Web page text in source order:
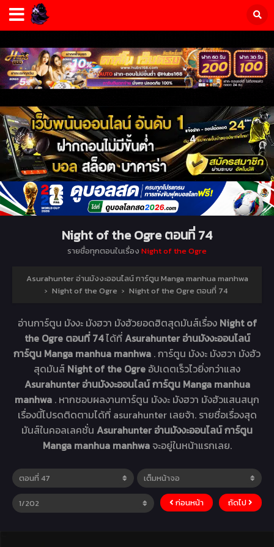
Night of the Ogre ตอนที่ 74
รายชื่อทุกตอนในเรื่อง Night of the Ogre
Asurahunter อ่านมังงะออนไลน์ การ์ตูน Manga manhua manhwa
› Night of the Ogre › Night of the Ogre ตอนที่ 74
อ่านการ์ตูน มังงะ มังฮวา มังฮัวยอดฮิตสุดมันส์เรื่อง Night of
the Ogre ตอนที่ 74ได้ที่Asurahunter อ่านมังงะออนไลน์
การ์ตูน Manga manhua manhwa . การ์ตูน มังงะ มังฮวา มังฮัว
สุดมันส์ Night of the Ogre อัปเดตเร็วไวยิ่งกว่าแสง
Asurahunter อ่านมังงะออนไลน์ การ์ตูน Manga manhua
manhwa . หากชอบผลงานการ์ตูน มังงะ มังฮวา มังฮัวแสนสนุก
เรื่องนี้โปรดติดตามได้ที่ asurahunter เลยจ้า. รายชื่อเรื่องสุด
มันส์ในคอลเลคชั่น Asurahunter อ่านมังงะออนไลน์ การ์ตูน
Manga manhua manhwa จะอยู่ในหน้าแรกเลย.
ก่อนหน้า ถัดไป